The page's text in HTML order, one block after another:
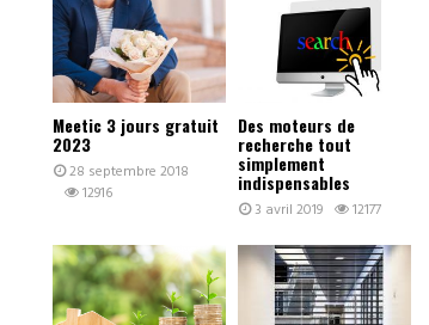
Meetic 3 jours gratuit
2023
28 septembre 2018
12916
Des moteurs de
recherche tout
simplement
indispensables
3 avril 2019 12177